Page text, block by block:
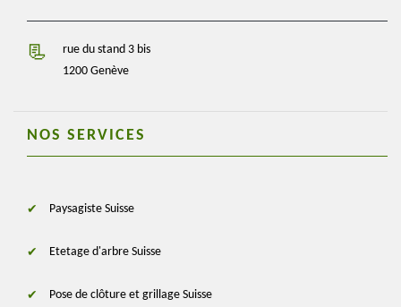
rue du stand 3 bis
1200 Genève
NOS SERVICES
Paysagiste Suisse
Etetage d'arbre Suisse
Pose de clôture et grillage Suisse